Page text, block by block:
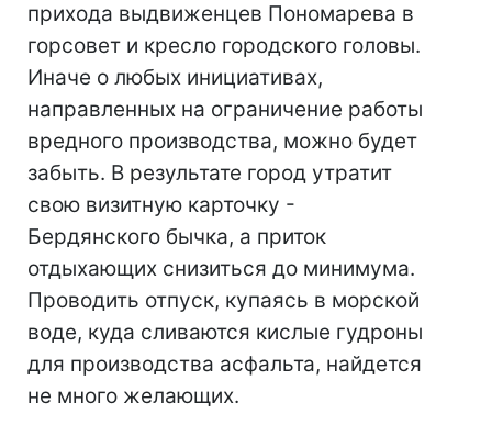
прихода выдвиженцев Пономарева в
горсовет и кресло городского головы.
Иначе о любых инициативах,
направленных на ограничение работы
вредного производства, можно будет
забыть. В результате город утратит
свою визитную карточку -
Бердянского бычка, а приток
отдыхающих снизиться до минимума.
Проводить отпуск, купаясь в морской
воде, куда сливаются кислые гудроны
для производства асфальта, найдется
не много желающих.